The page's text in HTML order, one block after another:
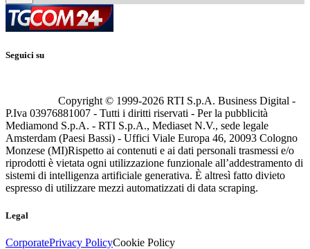
Seguici su
Copyright © 1999-2026 RTI S.p.A. Business Digital -
P.Iva 03976881007 - Tutti i diritti riservati - Per la pubblicità
Mediamond S.p.A. - RTI S.p.A., Mediaset N.V., sede legale
Amsterdam (Paesi Bassi) - Uffici Viale Europa 46, 20093 Cologno
Monzese (MI)Rispetto ai contenuti e ai dati personali trasmessi e/o
riprodotti è vietata ogni utilizzazione funzionale all’addestramento di
sistemi di intelligenza artificiale generativa. È altresì fatto divieto
espresso di utilizzare mezzi automatizzati di data scraping.
Legal
CorporatePrivacy PolicyCookie Policy